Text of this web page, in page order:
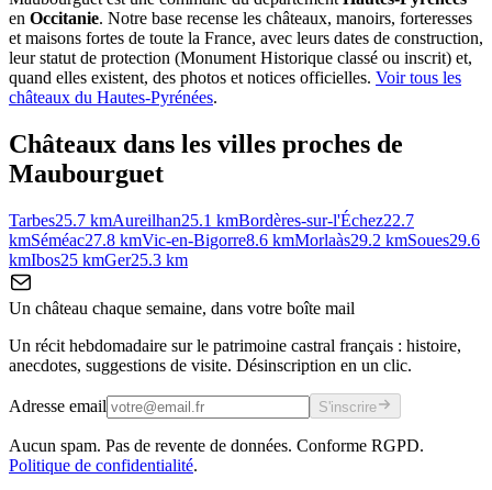
en Occitanie. Notre base recense les châteaux, manoirs, forteresses
et maisons fortes de toute la France, avec leurs dates de construction,
leur statut de protection (Monument Historique classé ou inscrit) et,
quand elles existent, des photos et notices officielles. Voir tous les
châteaux du Hautes-Pyrénées.
Châteaux dans les villes proches de
Maubourguet
Tarbes25.7 kmAureilhan25.1 kmBordères-sur-l'Échez22.7
kmSéméac27.8 kmVic-en-Bigorre8.6 kmMorlaàs29.2 kmSoues29.6
kmIbos25 kmGer25.3 km
Un château chaque semaine, dans votre boîte mail
Un récit hebdomadaire sur le patrimoine castral français : histoire,
anecdotes, suggestions de visite. Désinscription en un clic.
Adresse email S'inscrire
Aucun spam. Pas de revente de données. Conforme RGPD.
Politique de confidentialité.